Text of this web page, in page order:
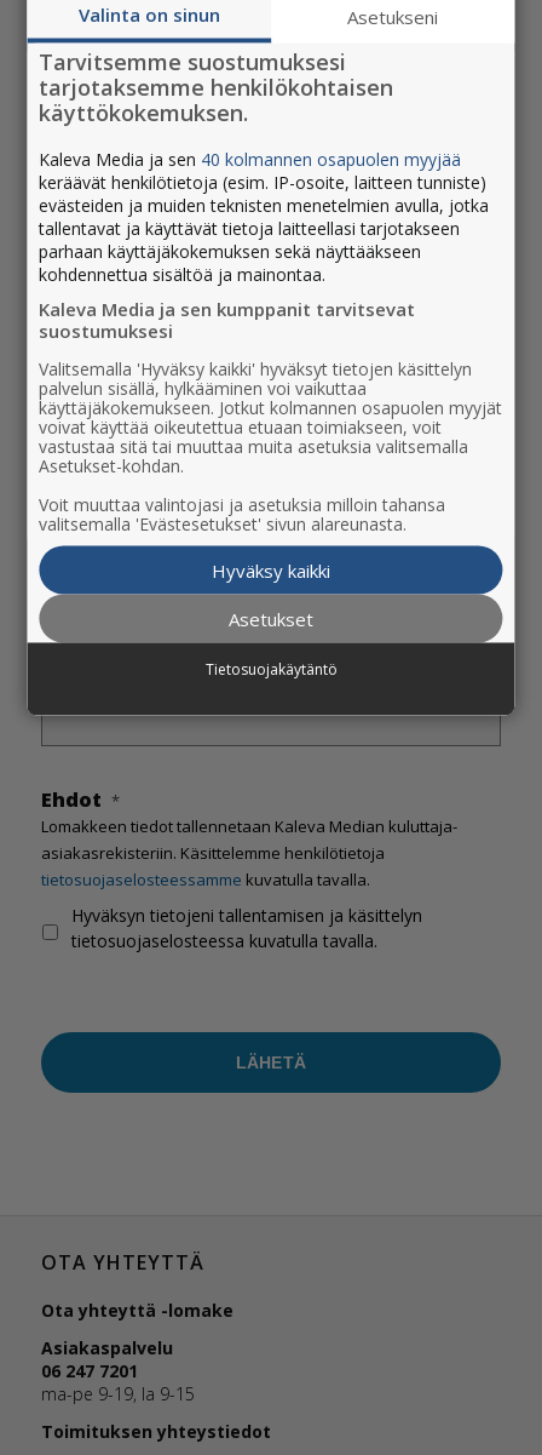
UUTISEN JÄTTÄJÄN TIEDOT
Viestiä ja sen yhteydessä jätettyjä yhteystietoja
käytetään vain asian hoitamiseksi ja niitä säilytetään
vain asian hoitamiseen tarvittavan ajan.
Nimi
Etunimi
Sukunimi
Sähköposti *
Ehdot *
Lomakkeen tiedot tallennetaan Kaleva Median kuluttaja-
asiakasrekisteriin. Käsittelemme henkilötietoja
tietosuojaselosteessamme kuvatulla tavalla.
Hyväksyn tietojeni tallentamisen ja käsittelyn
tietosuojaselosteessa kuvatulla tavalla.
OTA YHTEYTTÄ
Ota yhteyttä -lomake
Asiakaspalvelu
06 247 7201
ma-pe 9-19, la 9-15
Toimituksen yhteystiedot
Valinta on sinun Asetukseni
Tarvitsemme suostumuksesi
tarjotaksemme henkilökohtaisen
käyttökokemuksen.
Kaleva Media ja sen 40 kolmannen osapuolen myyjää
keräävät henkilötietoja (esim. IP-osoite, laitteen tunniste)
evästeiden ja muiden teknisten menetelmien avulla, jotka
tallentavat ja käyttävät tietoja laitteellasi tarjotakseen
parhaan käyttäjäkokemuksen sekä näyttääkseen
kohdennettua sisältöä ja mainontaa.
Kaleva Media ja sen kumppanit tarvitsevat
suostumuksesi
Valitsemalla 'Hyväksy kaikki' hyväksyt tietojen käsittelyn
palvelun sisällä, hylkääminen voi vaikuttaa
käyttäjäkokemukseen. Jotkut kolmannen osapuolen myyjät
voivat käyttää oikeutettua etuaan toimiakseen, voit
vastustaa sitä tai muuttaa muita asetuksia valitsemalla
Asetukset-kohdan.
Voit muuttaa valintojasi ja asetuksia milloin tahansa
valitsemalla 'Evästesetukset' sivun alareunasta.
Hyväksy kaikki
Asetukset
Tietosuojakäytäntö